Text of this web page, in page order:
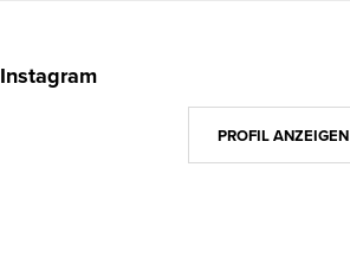
uInstagram
PROFIL ANZEIGEN